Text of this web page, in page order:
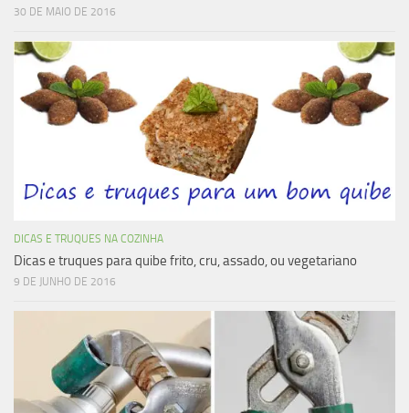
30 DE MAIO DE 2016
DICAS E TRUQUES NA COZINHA
Dicas e truques para quibe frito, cru, assado, ou vegetariano
9 DE JUNHO DE 2016